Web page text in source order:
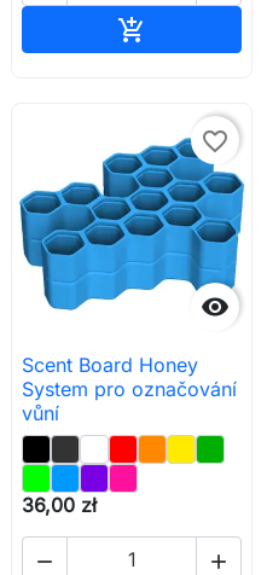


favorite_border
Scent Board Honey
System pro označování
vůní
36,00 zł
 